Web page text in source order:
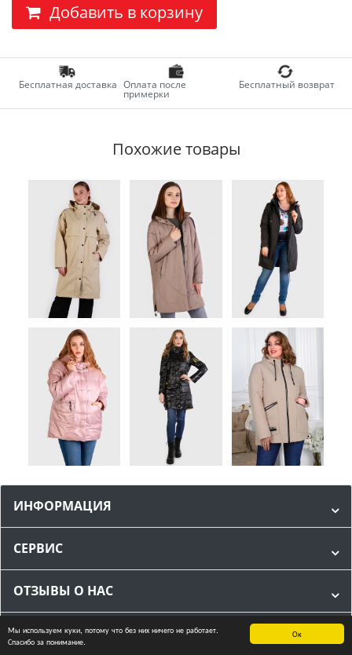
Ок
Мы используем куки, потому что без них ничего не работает.
Спасибо за понимание.
Добавить в корзину
Бесплатная доставка Оплата после
примерки
Бесплатный возврат
Похожие товары
ИНФОРМАЦИЯ
СЕРВИС
ОТЗЫВЫ О НАС
МЫ В СОЦИАЛЬНЫХ СЕТЯХ